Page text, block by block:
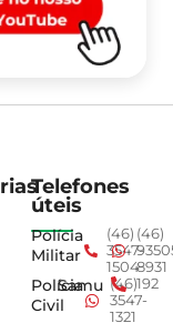
Telefones
úteis
Polícia
Militar
(46)
3547-
1504
(46)
8931
Polícia
Civil
Samu (46)
3547-
1321
192